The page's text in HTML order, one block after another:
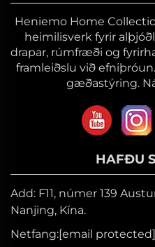
Heniemo Home
heimilisverk fyrir
drapar, rúmfræði og
framleiðslu við
gæðastýring.
HAFÐU
Add: F11, númer 139
Nanjing, Kína.
Netfang:[email protected]